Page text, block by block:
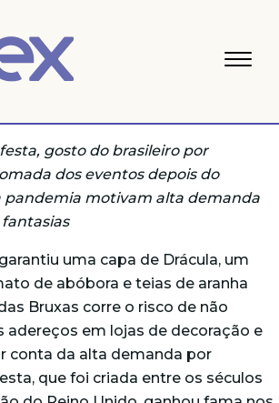
gosto do brasileiro por
dos eventos depois do
pandemia motivam alta demanda
uma capa de Drácula, um
de abóbora e teias de aranha
Bruxas corre o risco de não
adereços em lojas de decoração e
conta da alta demanda por
que foi criada entre os séculos